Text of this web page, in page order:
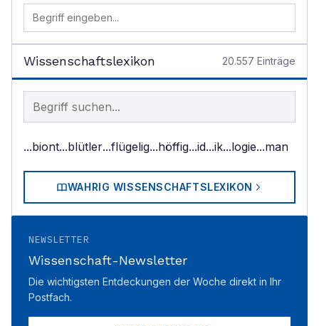
Wissenschaftslexikon 20.557 Einträge
Begriff im Lexikon suchen
...biont...blütler...flügelig...höffig...id...ik...logie...man
WAHRIG WISSENSCHAFTSLEXIKON
NEWSLETTER
Wissenschaft-Newsletter
Die wichtigsten Entdeckungen der Woche direkt in Ihr
Postfach.